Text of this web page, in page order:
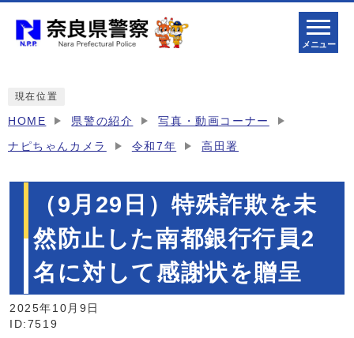
メニュー
現在位置
HOME 県警の紹介 写真・動画コーナー
ナピちゃんカメラ 令和7年 高田署
（9月29日）特殊詐欺を未
然防止した南都銀行行員2
名に対して感謝状を贈呈
2025年10月9日
ID:7519